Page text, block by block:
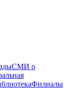
СМИ о
Филиалы